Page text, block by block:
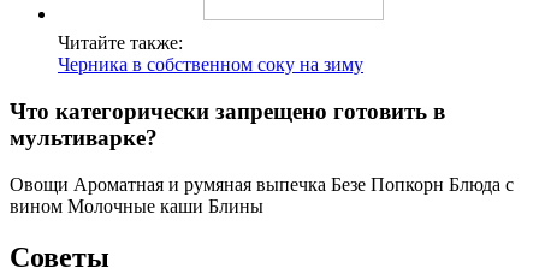
Читайте также:
Черника в собственном соку на зиму
Что категорически запрещено готовить в
мультиварке?
Овощи Ароматная и румяная выпечка Безе Попкорн Блюда с
вином Молочные каши Блины
Советы